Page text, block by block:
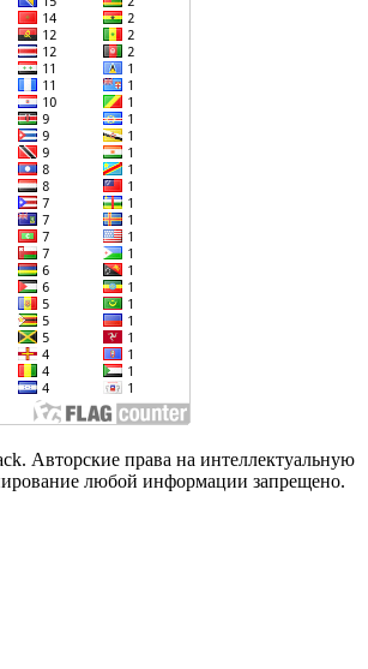
Авторские права на интеллектуальную
любой информации запрещено.